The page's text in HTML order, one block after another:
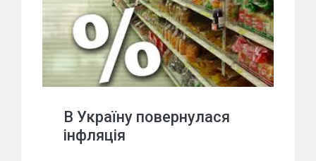
В Україну повернулася
інфляція